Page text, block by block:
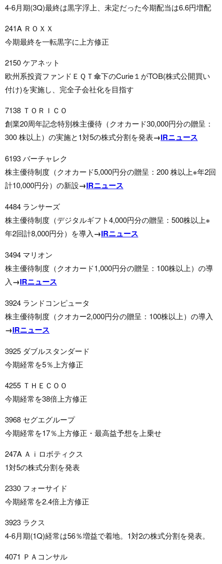
4-6月期(3Q)最終は黒字浮上、未定だった今期配当は6.6円増配
241A ＲＯＸＸ
今期最終を一転黒字に上方修正
2150 ケアネット
欧州系投資ファンドＥＱＴ傘下のCurie１がTOB(株式公開買い
付け)を実施し、完全子会社化を目指す
7138 ＴＯＲＩＣＯ
創業20周年記念特別株主優待（クオカード30,000円分の贈呈：
300 株以上）の実施と1対5の株式分割を発表→IRニュース
6193 バーチャレク
株主優待制度（クオカード5,000円分の贈呈：200 株以上※年2回
計10,000円分）の新設→IRニュース
4484 ランサーズ
株主優待制度（デジタルギフト4,000円分の贈呈：500株以上※
年2回計8,000円分）を導入→IRニュース
3494 マリオン
株主優待制度（クオカード1,000円分の贈呈：100株以上）の導
入→IRニュース
3924 ランドコンピュータ
株主優待制度（クオカー2,000円分の贈呈：100株以上）の導入
→IRニュース
3925 ダブルスタンダード
今期経常を5％上方修正
4255 ＴＨＥＣＯＯ
今期経常を38倍上方修正
3968 セグエグループ
今期経常を17％上方修正・最高益予想を上乗せ
247A Ａｉロボティクス
1対5の株式分割を発表
2330 フォーサイド
今期経常を2.4倍上方修正
3923 ラクス
4-6月期(1Q)経常は56％増益で着地。1対2の株式分割を発表。
4071 ＰＡコンサル